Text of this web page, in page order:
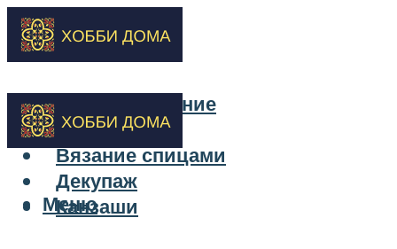
Бисероплетение
Вышивка
Вязание спицами
Декупаж
Канзаши
Меню